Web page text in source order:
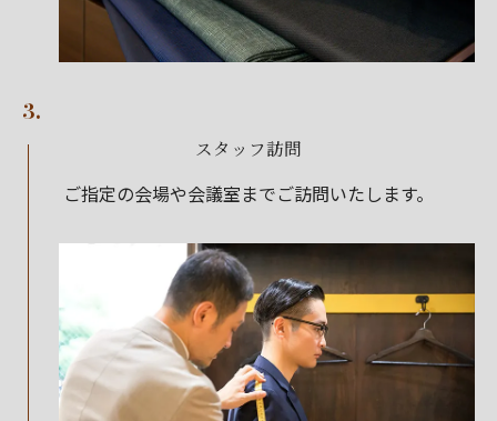
3.
スタッフ訪問
ご指定の会場や会議室までご訪問いたします。